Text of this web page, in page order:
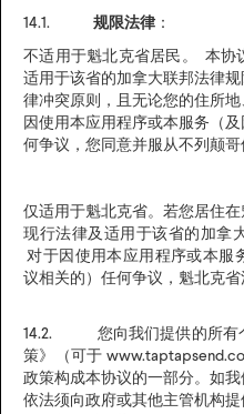
14.1. 规限法律：
不适用于魁北克省居民。 本协
适用于该省的加拿大联邦法律
律冲突原则，且无论您的住所
因使用本应用程序或本服务（
何争议，您同意并服从不列颠
仅适用于魁北克省。若您居住
现行法律及适用于该省的加拿
对于因使用本应用程序或本服
议相关的）任何争议，魁北克省
14.2. 您向我们提供的所有个
策》（可于
政策构成本协议的一部分。如
依法须向政府或其他主管机构